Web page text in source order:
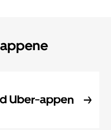
Uber-appen